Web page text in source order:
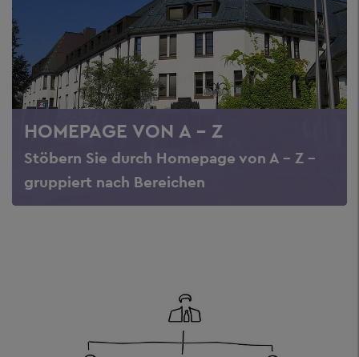
HOMEPAGE VON A - Z
Stöbern Sie durch Homepage von A - Z -
gruppiert nach Bereichen